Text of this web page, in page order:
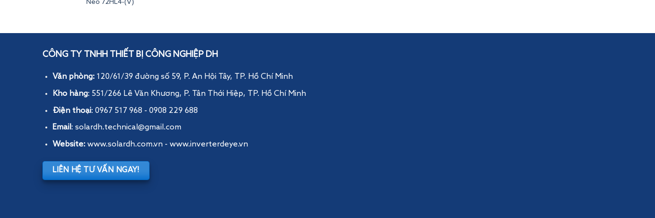
Neo 72HL4-(V)
CÔNG TY TNHH THIẾT BỊ CÔNG NGHIỆP DH
Văn phòng: 120/61/39 đường số 59, P. An Hội Tây, TP. Hồ Chí Minh
Kho hàng: 551/266 Lê Văn Khương, P. Tân Thới Hiệp, TP. Hồ Chí Minh
Điện thoại: 0967 517 968 - 0908 229 688
Email : solardh.technical@gmail.com
Website: www.solardh.com.vn- www.inverterdeye.vn
LIÊN HỆ TƯ VẤN NGAY!